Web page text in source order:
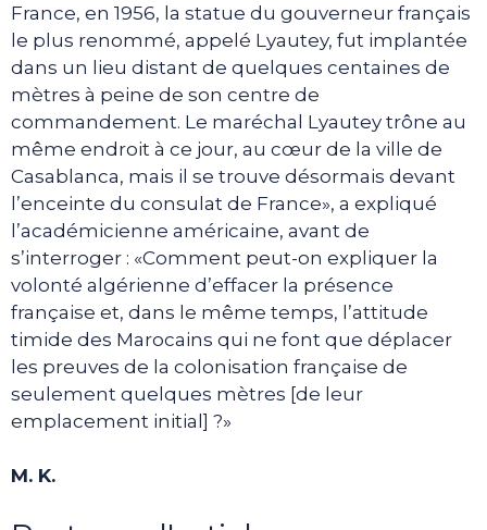
France, en 1956, la statue du gouverneur français
le plus renommé, appelé Lyautey, fut implantée
dans un lieu distant de quelques centaines de
mètres à peine de son centre de
commandement. Le maréchal Lyautey trône au
même endroit à ce jour, au cœur de la ville de
Casablanca, mais il se trouve désormais devant
l’enceinte du consulat de France», a expliqué
l’académicienne américaine, avant de
s’interroger : «Comment peut-on expliquer la
volonté algérienne d’effacer la présence
française et, dans le même temps, l’attitude
timide des Marocains qui ne font que déplacer
les preuves de la colonisation française de
seulement quelques mètres [de leur
emplacement initial] ?»
M. K.